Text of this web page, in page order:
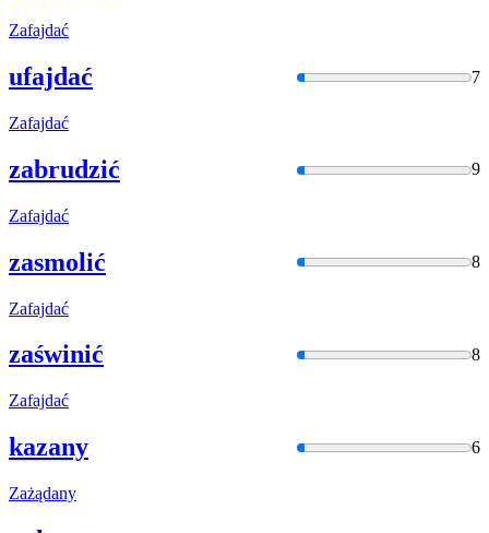
Zafajdać
ufajdać 7
Zafajdać
zabrudzić 9
Zafajdać
zasmolić 8
Zafajdać
zaświnić 8
Zafajdać
kazany 6
Zażądany